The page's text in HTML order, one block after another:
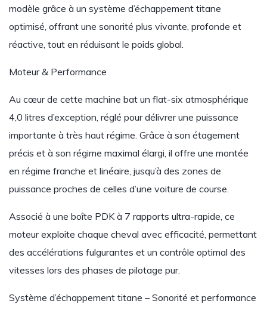
modèle grâce à un système d’échappement titane
optimisé, offrant une sonorité plus vivante, profonde et
réactive, tout en réduisant le poids global.
Moteur & Performance
Au cœur de cette machine bat un flat-six atmosphérique
4,0 litres d’exception, réglé pour délivrer une puissance
importante à très haut régime. Grâce à son étagement
précis et à son régime maximal élargi, il offre une montée
en régime franche et linéaire, jusqu’à des zones de
puissance proches de celles d’une voiture de course.
Associé à une boîte PDK à 7 rapports ultra-rapide, ce
moteur exploite chaque cheval avec efficacité, permettant
des accélérations fulgurantes et un contrôle optimal des
vitesses lors des phases de pilotage pur.
Système d’échappement titane – Sonorité et performance